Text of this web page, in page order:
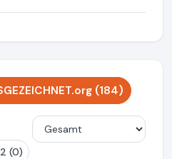
(184)
2 (0)